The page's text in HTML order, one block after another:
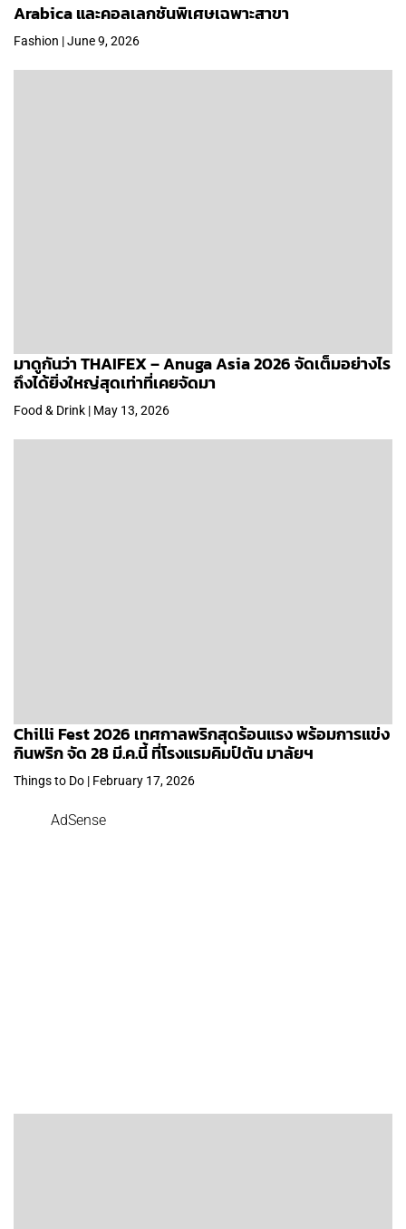
Arabica และคอลเลกชันพิเศษเฉพาะสาขา
Fashion | June 9, 2026
มาดูกันว่า THAIFEX – Anuga Asia 2026 จัดเต็มอย่างไร
ถึงได้ยิ่งใหญ่สุดเท่าที่เคยจัดมา
Food & Drink | May 13, 2026
Chilli Fest 2026 เทศกาลพริกสุดร้อนแรง พร้อมการแข่ง
กินพริก จัด 28 มี.ค.นี้ ที่โรงแรมคิมป์ตัน มาลัยฯ
Things to Do | February 17, 2026
AdSense